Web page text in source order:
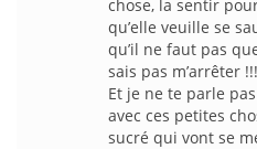
chose, la sentir
qu’elle veuille se
qu’il ne faut pas
sais pas m’arrêter !!!
Et je ne te parle
avec ces petites
sucré qui vont se